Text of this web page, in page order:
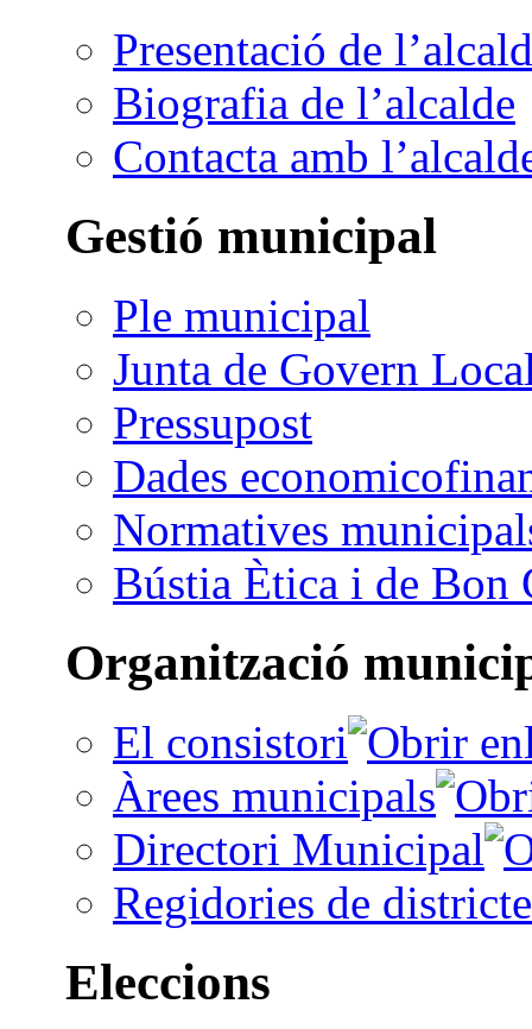
Presentació de
Biografia de l’alcalde
Contacta amb
Gestió municipal
Ple municipal
Junta de Govern
Pressupost
Dades
Normatives
Bústia Ètica i de Bon
Organització
El consistori
Àrees municipals
Directori Municipal
Regidories de districte
Eleccions